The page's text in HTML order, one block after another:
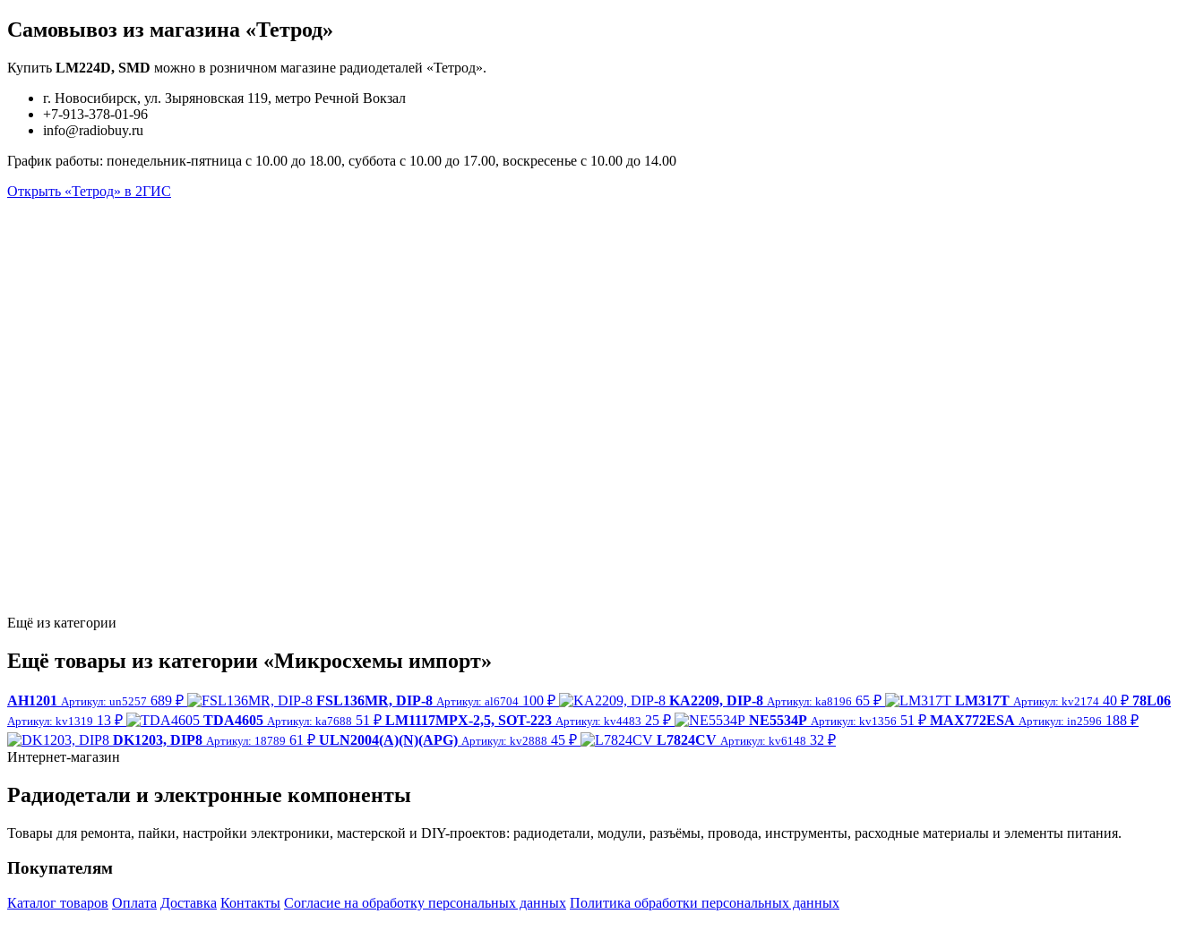
Самовывоз из магазина «Тетрод»
Купить LM224D, SMD можно в розничном магазине радиодеталей «Тетрод».
г. Новосибирск, ул. Зыряновская 119, метро Речной Вокзал
+7-913-378-01-96
info@radiobuy.ru
График работы: понедельник-пятница с 10.00 до 18.00, суббота с 10.00 до 17.00, воскресенье с 10.00 до 14.00
Открыть «Тетрод» в 2ГИС
Ещё из категории
Ещё товары из категории «Микросхемы импорт»
AH1201 Артикул: un5257 689 ₽ FSL136MR, DIP-8 Артикул: al6704 100 ₽ KA2209, DIP-8 Артикул: ka8196 65 ₽ LM317T Артикул: kv2174 40 ₽ 78L06
Артикул: kv1319 13 ₽ TDA4605 Артикул: ka7688 51 ₽ LM1117MPX-2,5, SOT-223 Артикул: kv4483 25 ₽ NE5534P Артикул: kv1356 51 ₽ MAX772ESA Артикул: in2596 188 ₽
DK1203, DIP8 Артикул: 18789 61 ₽ ULN2004(A)(N)(APG) Артикул: kv2888 45 ₽ L7824CV Артикул: kv6148 32 ₽
Интернет-магазин
Радиодетали и электронные компоненты
Товары для ремонта, пайки, настройки электроники, мастерской и DIY-проектов: радиодетали, модули, разъёмы, провода, инструменты, расходные материалы и элементы питания.
Покупателям
Каталог товаров Оплата Доставка Контакты Согласие на обработку персональных данных Политика обработки персональных данных